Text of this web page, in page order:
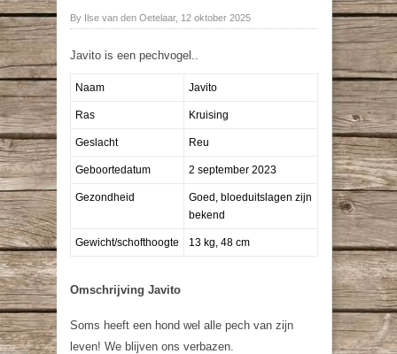
By Ilse van den Oetelaar, 12 oktober 2025
Javito is een pechvogel..
Naam Javito
Ras Kruising
Geslacht Reu
Geboortedatum 2 september 2023
Gezondheid
Goed, bloeduitslagen zijn
bekend
Gewicht/schofthoogte 13 kg, 48 cm
Omschrijving Javito
Soms heeft een hond wel alle pech van zijn
leven! We blijven ons verbazen.